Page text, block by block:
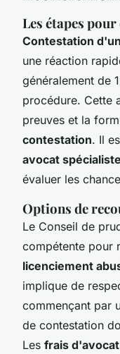
Les étapes
Contestation
une réaction
généralement de
procédure. Cette
preuves et la
contestation. Il
avocat
évaluer les
Options de
Le Conseil de
compétente pour
licenciement
implique de
commençant par
de contestation
Les frais